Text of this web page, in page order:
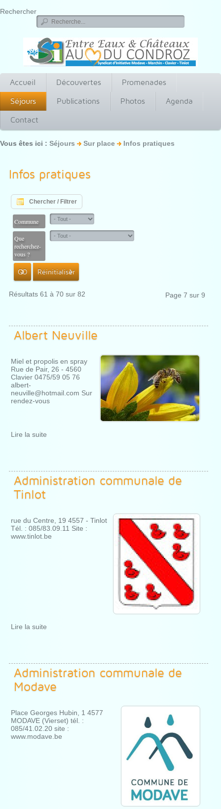
Rechercher
Accueil Découvertes
Promenades
Séjours
Publications Photos
Agenda
Contact
Vous êtes ici : Séjours Sur place Infos pratiques
Infos pratiques
Chercher / Filtrer
Commune
Que
recherchez-
vous ?
GO Réinitialiser
Résultats 61 à 70 sur 82 Page 7 sur 9
Albert Neuville
Miel et propolis en spray
Rue de Pair, 26 - 4560
Clavier 0475/59 05 76
albert-
neuville@hotmail.com Sur
rendez-vous
Lire la suite
Administration communale de
Tinlot
rue du Centre, 19 4557 - Tinlot
Tél. : 085/83.09.11 Site :
www.tinlot.be
Lire la suite
Administration communale de
Modave
Place Georges Hubin, 1 4577
MODAVE (Vierset) tél. :
085/41.02.20 site :
www.modave.be